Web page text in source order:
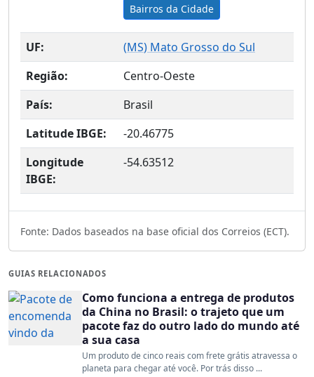
Bairros da Cidade
UF: (MS) Mato Grosso do Sul
Região:
Centro-Oeste
País:
Brasil
Latitude IBGE:
-20.46775
Longitude
IBGE:
-54.63512
Fonte: Dados baseados na base oficial dos Correios (ECT).
GUIAS RELACIONADOS
Como funciona a entrega de produtos
da China no Brasil: o trajeto que um
pacote faz do outro lado do mundo até
a sua casa
Um produto de cinco reais com frete grátis atravessa o
planeta para chegar até você. Por trás disso ...